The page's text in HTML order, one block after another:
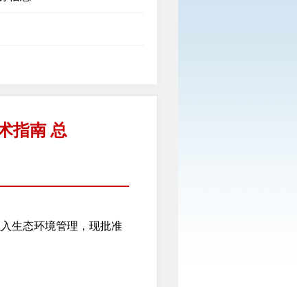
指南 总
生态环境管理，现批准